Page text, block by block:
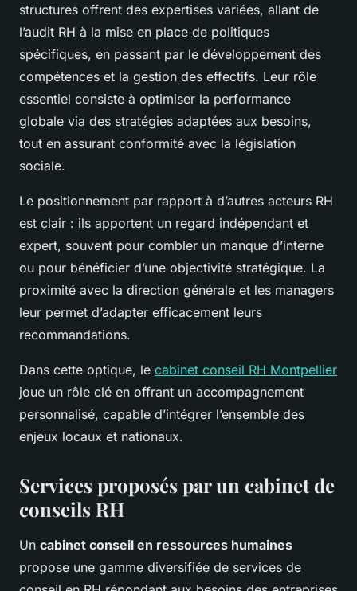
structures offrent des expertises variées, allant de
l’audit RH à la mise en place de politiques
spécifiques, en passant par le développement des
compétences et la gestion des effectifs. Leur rôle
essentiel consiste à optimiser la performance
globale via des stratégies adaptées aux besoins,
tout en assurant conformité avec la législation
sociale.
Le positionnement par rapport à d’autres acteurs RH
est clair : ils apportent un regard indépendant et
expert, souvent pour combler un manque d’interne
ou pour bénéficier d’une objectivité stratégique. La
proximité avec la direction générale et les managers
leur permet d’adapter efficacement leurs
recommandations.
Dans cette optique, le cabinet conseil RH Montpellier
joue un rôle clé en offrant un accompagnement
personnalisé, capable d’intégrer l’ensemble des
enjeux locaux et nationaux.
Services proposés par un cabinet de
conseils RH
Un cabinet conseil en ressources humaines
propose une gamme diversifiée de services de